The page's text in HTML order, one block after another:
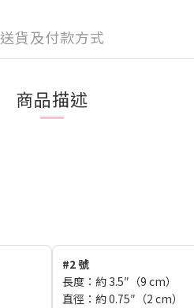
送貨及付款方式
商品描述
#2 號
長度：約 3.5″（9 cm）
直徑：約 0.75″（2 cm）